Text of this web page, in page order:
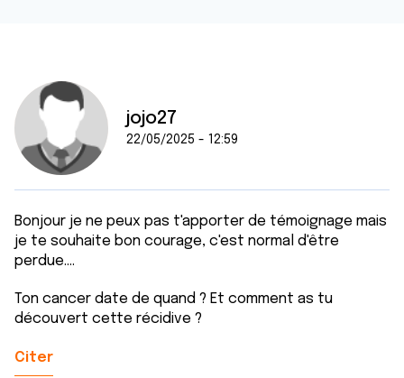
jojo27
22/05/2025 - 12:59
Bonjour je ne peux pas t'apporter de témoignage mais
je te souhaite bon courage, c'est normal d'être
perdue....
Ton cancer date de quand ? Et comment as tu
découvert cette récidive ?
Citer